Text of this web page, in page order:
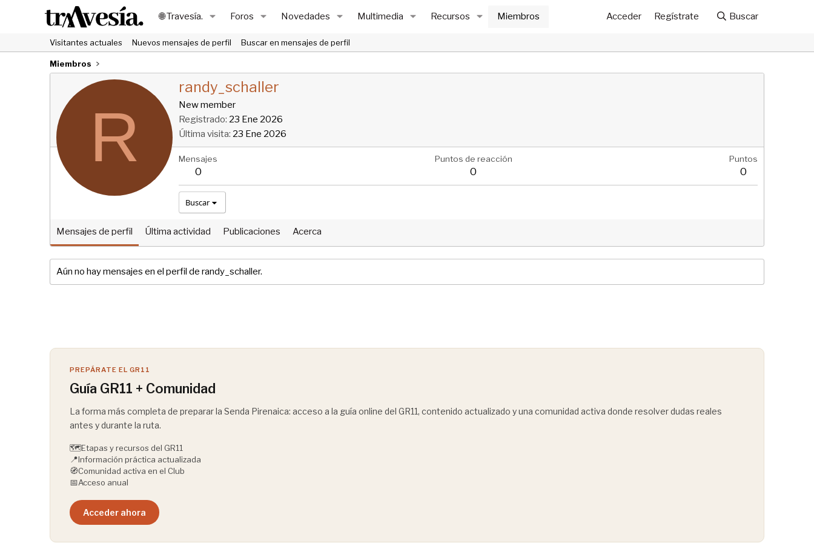
🌐 Travesía. Foros Novedades Multimedia Recursos Miembros Acceder Regístrate Buscar
Visitantes actuales Nuevos mensajes de perfil Buscar en mensajes de perfil
Miembros
R
randy_schaller
New member
Registrado 23 Ene 2026
Última visita 23 Ene 2026
Mensajes
0
Puntos de reacción
0
Puntos
0
Buscar
Mensajes de perfil Última actividad Publicaciones Acerca
Aún no hay mensajes en el perfil de randy_schaller.
PREPÁRATE EL GR11
Guía GR11 + Comunidad
La forma más completa de preparar la Senda Pirenaica: acceso a la guía online del GR11, contenido actualizado y una comunidad activa donde resolver dudas reales
antes y durante la ruta.
🗺️Etapas y recursos del GR11
📍Información práctica actualizada
🧭Comunidad activa en el Club
📅Acceso anual
Acceder ahora